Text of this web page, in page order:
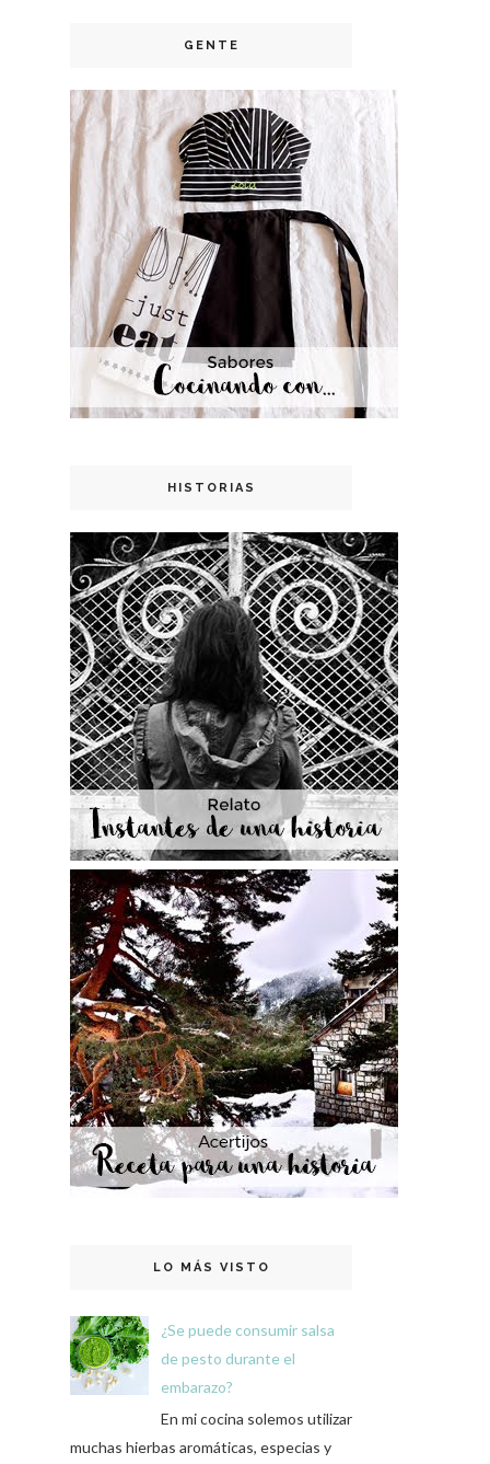
GENTE
HISTORIAS
LO MÁS VISTO
¿Se puede consumir salsa
de pesto durante el
embarazo?
En mi cocina solemos utilizar
muchas hierbas aromáticas, especias y